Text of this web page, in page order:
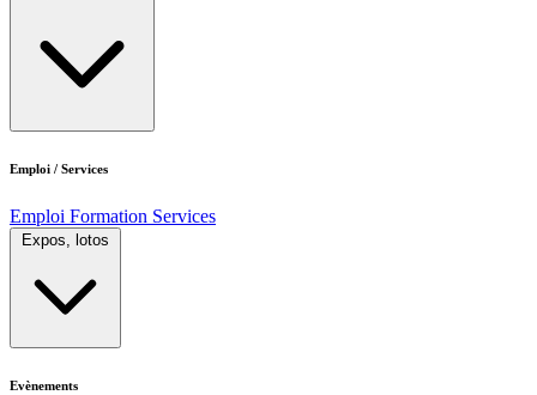
Emploi / Services
Emploi Formation Services
Expos, lotos
Evènements